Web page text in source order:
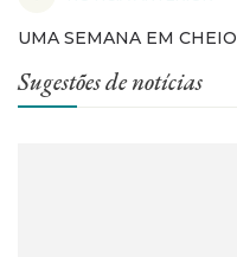
UMA SEMANA EM CHEIO
Sugestões de notícias